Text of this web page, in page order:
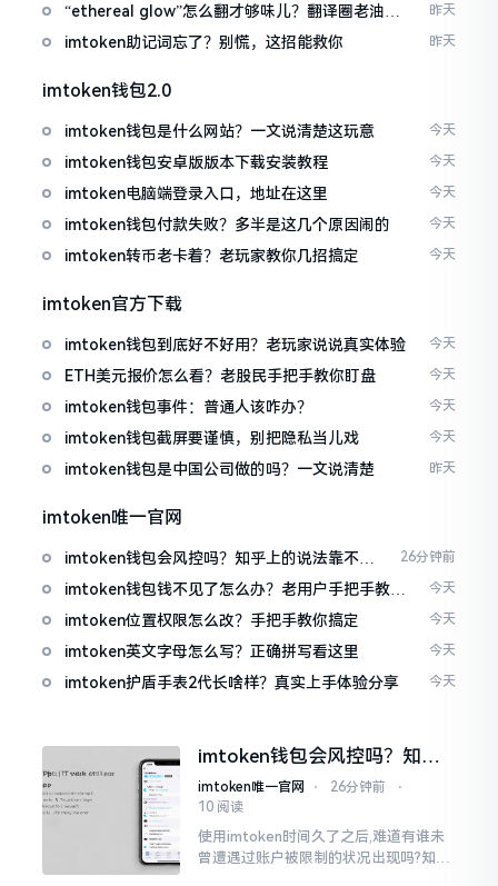
“ethereal glow”怎么翻才够味儿？翻译圈老油条
的私房话
昨天
imtoken助记词忘了？别慌，这招能救你 昨天
imtoken钱包2.0
imtoken钱包是什么网站？一文说清楚这玩意 今天
imtoken钱包安卓版版本下载安装教程 今天
imtoken电脑端登录入口，地址在这里 今天
imtoken钱包付款失败？多半是这几个原因闹的 今天
imtoken转币老卡着？老玩家教你几招搞定 今天
imtoken官方下载
imtoken钱包到底好不好用？老玩家说说真实体验 今天
ETH美元报价怎么看？老股民手把手教你盯盘 今天
imtoken钱包事件：普通人该咋办？ 今天
imtoken钱包截屏要谨慎，别把隐私当儿戏 今天
imtoken钱包是中国公司做的吗？一文说清楚 昨天
imtoken唯一官网
imtoken钱包会风控吗？知乎上的说法靠不靠
谱，老币民告诉你
26分钟前
imtoken钱包钱不见了怎么办？老用户手把手教你
找回
今天
imtoken位置权限怎么改？手把手教你搞定 今天
imtoken英文字母怎么写？正确拼写看这里 今天
imtoken护盾手表2代长啥样？真实上手体验分享 今天
imtoken钱包会风控吗？知乎
上的说法靠不靠谱，老币民告
诉你
imtoken唯一官网 ⋅ 26分钟前
⋅
10 阅读
使用imtoken时间久了之后,难道有谁未
曾遭遇过账户被限制的状况出现吗?知乎